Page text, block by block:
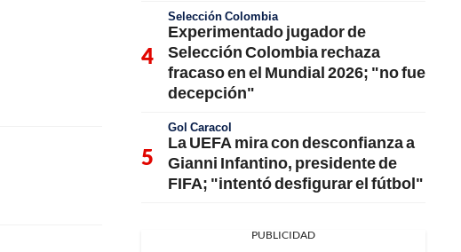
Selección Colombia
Experimentado jugador de
Selección Colombia rechaza
fracaso en el Mundial 2026; "no fue
decepción"
Gol Caracol
La UEFA mira con desconfianza a
Gianni Infantino, presidente de
FIFA; "intentó desfigurar el fútbol"
PUBLICIDAD